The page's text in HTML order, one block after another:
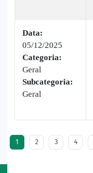
Data:
05/12/2025
Categoria:
Geral
Subcategoria:
Geral
1 2 3 4